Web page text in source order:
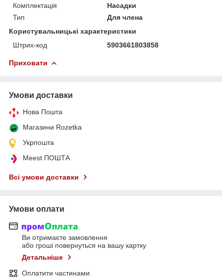
Комплектація
Насадки
Тип
Для члена
Користувальницькі характеристики
Штрих-код
5903661803858
Приховати
Умови доставки
Нова Пошта
Магазини Rozetka
Укрпошта
Meest ПОШТА
Всі умови доставки
Умови оплати
Ви отримаєте замовлення
або гроші повернуться на вашу картку
Детальніше
Оплатити частинами